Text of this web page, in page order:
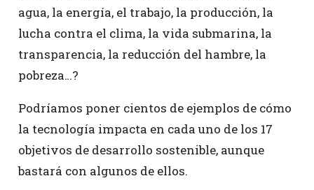
agua, la energía, el trabajo, la producción, la
lucha contra el clima, la vida submarina, la
transparencia, la reducción del hambre, la
pobreza…?
Podríamos poner cientos de ejemplos de cómo
la tecnología impacta en cada uno de los 17
objetivos de desarrollo sostenible, aunque
bastará con algunos de ellos.